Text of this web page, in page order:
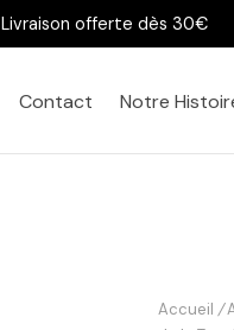
Livraison offerte dès 30€
Contact Notre
Accueil /